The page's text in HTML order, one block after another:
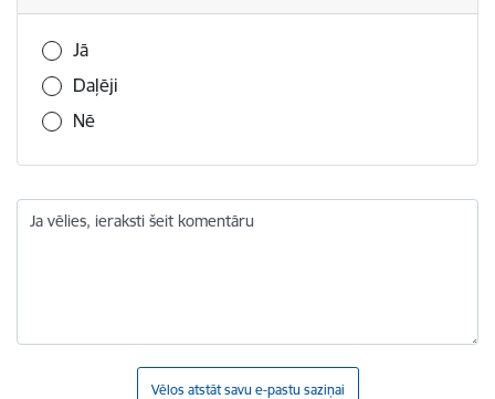
Vai šī informācija bija noderīga?
Jā
Daļēji
Nē
Ja vēlies, ieraksti šeit komentāru
Vēlos atstāt savu e-pastu saziņai